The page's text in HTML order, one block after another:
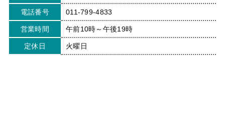
電話番号 011-799-4833
営業時間 午前10時～午後19時
定休日 火曜日